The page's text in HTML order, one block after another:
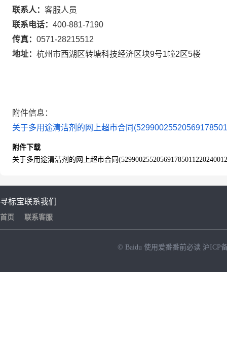
联系人： 客服人员
联系电话： 400-881-7190
传真： 0571-28215512
地址： 杭州市西湖区转塘科技经济区块9号1幢2区5楼
附件信息：
关于多用途清洁剂的网上超市合同
附件下载
关于多用途清洁剂的网上超市合同
寻标宝
首页
联系我们
联系客服
© Baidu 使用爱番番前必读 沪ICP